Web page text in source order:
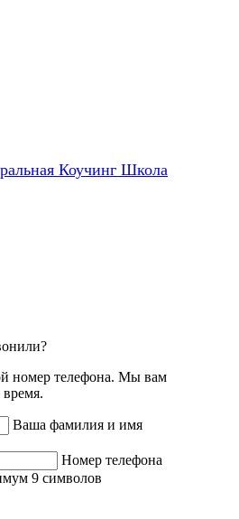
Коучинг Школа
номер телефона. Мы вам
Ваша фамилия и имя
Номер телефона
9 символов